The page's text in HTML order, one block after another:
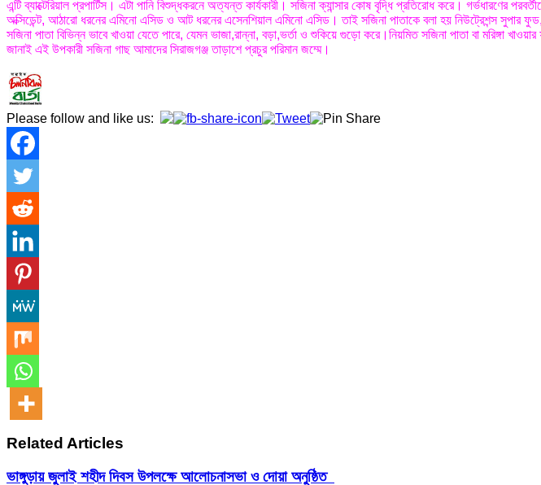
এন্টি ব্যাক্টেরিয়াল প্রপার্টিস। এটা পানি বিশুদ্ধকরনে অত্যন্ত কার্যকারী। সজিনা ক্যান্সার কোষ বৃদ্ধি প্রতিরোধ করে। গর্ভধারণের
অক্সিডেন্ট, আঠারো ধরনের এমিনো এসিড ও আট ধরনের এসেনশিয়াল এমিনো এসিড। তাই সজিনা পাতাকে বলা হয় নিউট্রেশন্স সুপার ফুড,
সজিনা পাতা বিভিন্ন ভাবে খাওয়া যেতে পারে, যেমন ভাজা,রান্না, বড়া,ভর্তা ও শুকিয়ে গুড়ো করে।নিয়মিত সজিনা পাতা বা
জানাই এই উপকারী সজিনা গাছ আমাদের সিরাজগঞ্জ তাড়াশে প্রচুর পরিমান জম্মে।
Please follow and like us:
Related Articles
ভাঙ্গুড়ায় জুলাই শহীদ দিবস উপলক্ষে আলোচনাসভা ও দোয়া অনুষ্ঠিত